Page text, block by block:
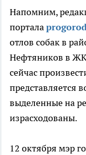
Напомним,
портала
отлов собак в
Нефтяников в
сейчас
представляется
выделенные на
израсходованы.
12 октября мэр